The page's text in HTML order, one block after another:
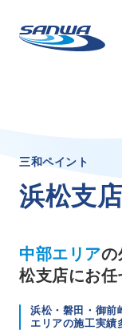
三和ペイ
理念
会社概要
拠点一覧
取り組み
CSR
三和ペイ ン ト
浜松支店
中部エリアの
松支店にお任
浜松・磐田・御前
エリアの施工実績